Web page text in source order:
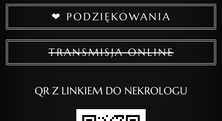
❤ PODZIĘKOWANIA
TRANSMISJA ONLINE
QR Z LINKIEM DO NEKROLOGU